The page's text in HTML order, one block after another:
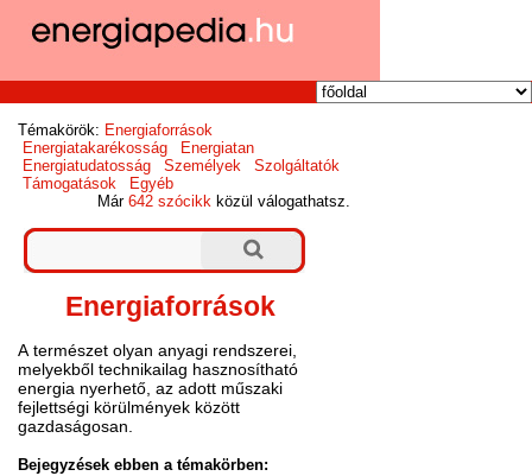
Témakörök: Energiaforrások
Energiatakarékosság
Energiatan
Energiatudatosság
Személyek
Szolgáltatók
Támogatások
Egyéb
Már642 szócikk közül válogathatsz.
Energiaforrások
A természet olyan anyagi rendszerei,
melyekből technikailag hasznosítható
energia nyerhető, az adott műszaki
fejlettségi körülmények között
gazdaságosan.
Bejegyzések ebben a témakörben: